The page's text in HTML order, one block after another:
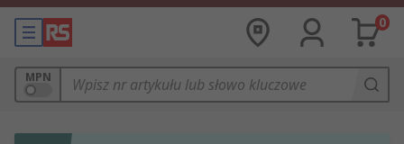
0
MPN